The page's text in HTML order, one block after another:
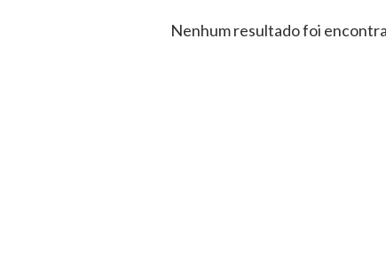
Nenhum resultado foi